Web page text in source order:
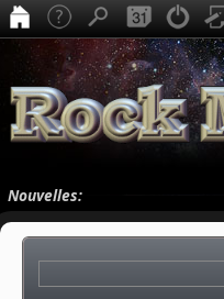
Nouvelles: